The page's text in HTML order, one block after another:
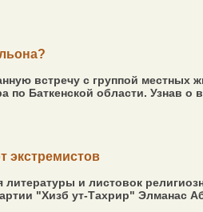
встречу с группой местных
по Баткенской области. Узнав
экстремистов
литературы и листовок
"Хизб ут-Тахрир" Элманас